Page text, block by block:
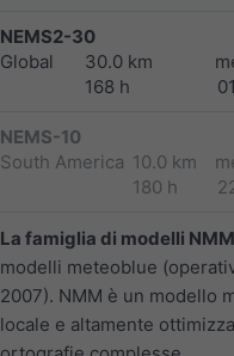
NEMS2-30
Global
30.0 km
168 h
NEMS-10
South America 10.0 km
180 h
La famiglia di modelli
modelli meteoblue
2007). NMM è un modello
locale e altamente